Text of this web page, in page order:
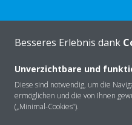
Über Daikin
Lösungen
Besseres Erlebnis dank
Unverzichtbare und
Diese sind notwendig, um die
ermöglichen und die von Ihnen
(„Minimal-Cookies“).